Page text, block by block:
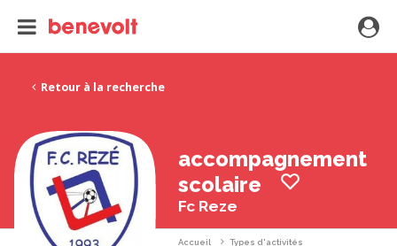
Retour à la recherche
accompagnement
scolaire
Fc Reze
Accueil Types d'activités